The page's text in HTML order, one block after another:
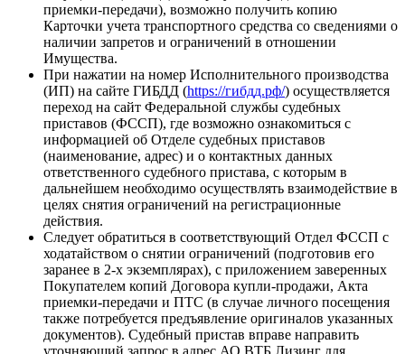
приемки-передачи), возможно получить копию
Карточки учета транспортного средства со сведениями о
наличии запретов и ограничений в отношении
Имущества.
При нажатии на номер Исполнительного производства
(ИП) на сайте ГИБДД (https://гибдд.рф/) осуществляется
переход на сайт Федеральной службы судебных
приставов (ФССП), где возможно ознакомиться с
информацией об Отделе судебных приставов
(наименование, адрес) и о контактных данных
ответственного судебного пристава, с которым в
дальнейшем необходимо осуществлять взаимодействие в
целях снятия ограничений на регистрационные
действия.
Следует обратиться в соответствующий Отдел ФССП с
ходатайством о снятии ограничений (подготовив его
заранее в 2-х экземплярах), с приложением заверенных
Покупателем копий Договора купли-продажи, Акта
приемки-передачи и ПТС (в случае личного посещения
также потребуется предъявление оригиналов указанных
документов). Судебный пристав вправе направить